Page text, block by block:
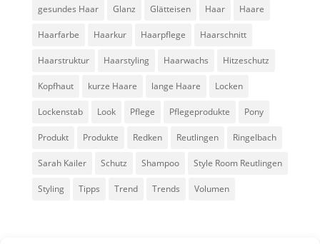
gesundes Haar Glanz Glätteisen Haar Haare
Haarfarbe Haarkur Haarpflege Haarschnitt
Haarstruktur Haarstyling Haarwachs Hitzeschutz
Kopfhaut kurze Haare lange Haare Locken
Lockenstab Look Pflege Pflegeprodukte Pony
Produkt Produkte Redken Reutlingen Ringelbach
Sarah Kailer Schutz Shampoo Style Room Reutlingen
Styling Tipps Trend Trends Volumen